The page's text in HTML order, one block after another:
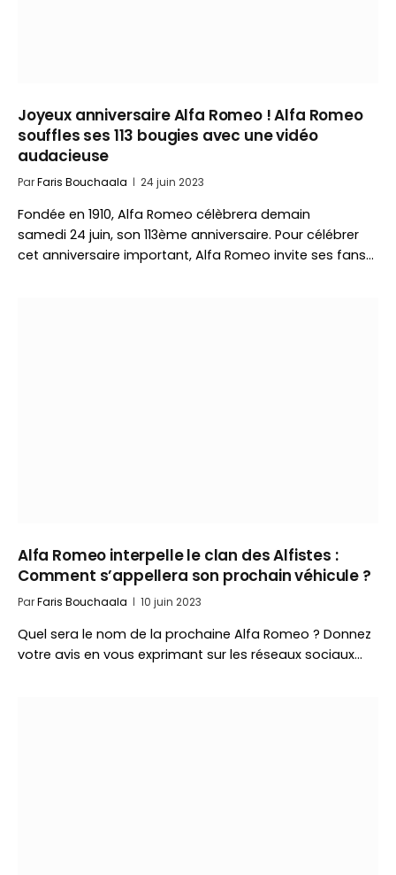
Joyeux anniversaire Alfa Romeo ! Alfa Romeo
souffles ses 113 bougies avec une vidéo
audacieuse
ParFaris Bouchaala 24 juin 2023
Fondée en 1910, Alfa Romeo célèbrera demain
samedi 24 juin, son 113ème anniversaire. Pour célébrer
cet anniversaire important, Alfa Romeo invite ses fans…
Alfa Romeo interpelle le clan des Alfistes :
Comment s’appellera son prochain véhicule ?
ParFaris Bouchaala 10 juin 2023
Quel sera le nom de la prochaine Alfa Romeo ? Donnez
votre avis en vous exprimant sur les réseaux sociaux…